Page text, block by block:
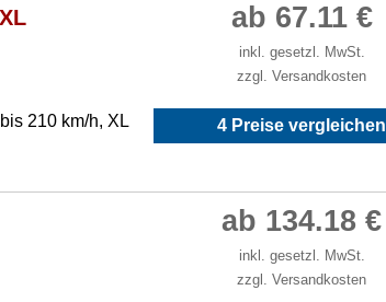
210 km/h, XL
ab 67.11 €
inkl. gesetzl. MwSt.
zzgl. Versandkosten
4 Preise vergleichen
ab 134.18 €
inkl. gesetzl. MwSt.
zzgl. Versandkosten